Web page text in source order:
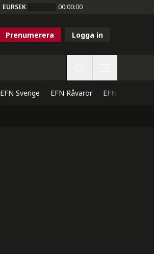
EURSEK 00:00:00
Prenumerera Logga in
EFN Sverige EFN Råvaror EFN Direkt